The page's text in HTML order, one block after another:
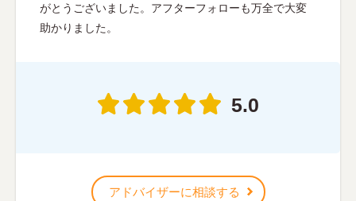
がとうございました。アフターフォローも万全で大変
助かりました。
5.0
アドバイザーに相談する